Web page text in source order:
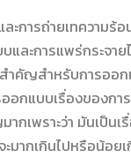
ะการถ่ายเทความร้อ
และการแพร่กระจา
คัญสำหรับการออกแ
กแบบเรื่องของการ
กเพราะว่า มันเป็นเ
มากเกินไปหรือน้อย